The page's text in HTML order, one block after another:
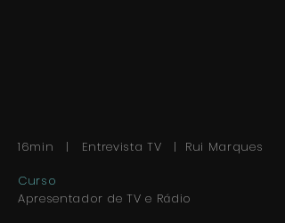
16min | Entrevista TV | Rui Marques
Curso
Apresentador de TV e Rádio